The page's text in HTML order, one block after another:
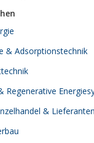
& Adsorptionstechnik
Regenerative
& Lieferanten